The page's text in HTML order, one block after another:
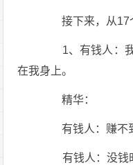
接下来，从17个
1、有钱人：我
在我身上。
精华：
有钱人：赚不到
有钱人：没钱时